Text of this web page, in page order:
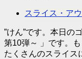
スライス・ア
”けん”です。本日の
第10弾～ 」です。
たくさんのスライス